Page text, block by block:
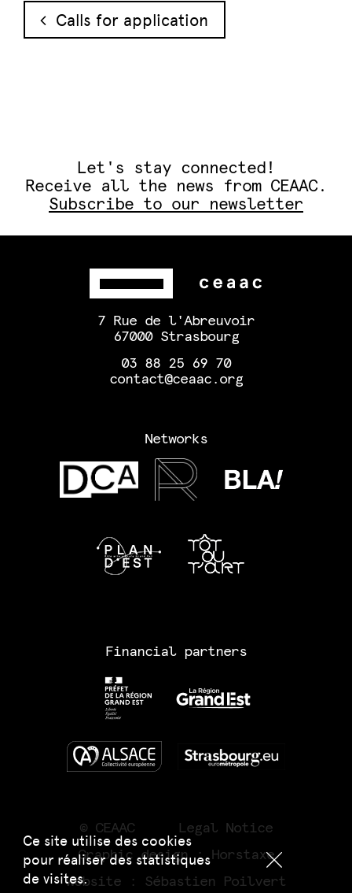
Ce site utilise des cookies
pour réaliser des statistiques
de visites.
Post navigation
Calls for application
Let's stay connected!
Receive all the news from CEAAC.
Subscribe to our newsletter
7 Rue de l'Abreuvoir
67000 Strasbourg
03 88 25 69 70
contact@ceaac.org
Networks
Financial partners
© CEAAC
Legal Notice
Graphic design : Horstaxe
Website :
Sébastien Poilvert